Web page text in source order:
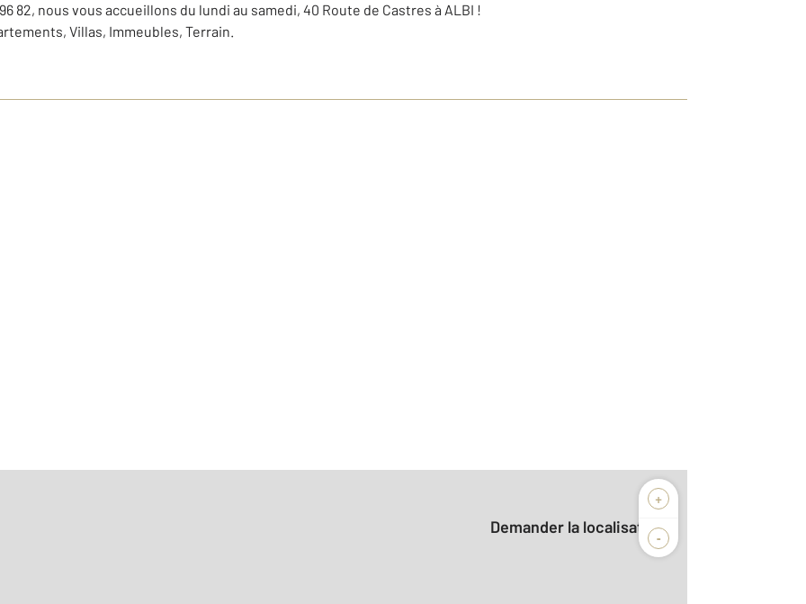
82, nous vous accueillons du lundi au samedi, 40 Route de Castres à ALBI !
Villas, Immeubles, Terrain.
+
-
Demander la localisation